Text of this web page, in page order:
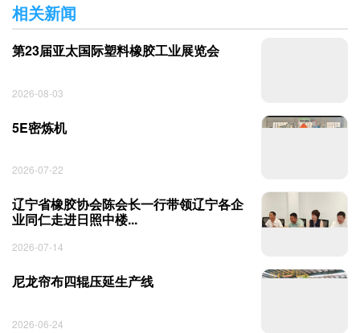
相关新闻
第23届亚太国际塑料橡胶工业展览会
2026-08-03
5E密炼机
2026-07-22
辽宁省橡胶协会陈会长一行带领辽宁各企
业同仁走进日照中楼...
2026-07-14
尼龙帘布四辊压延生产线
2026-06-24